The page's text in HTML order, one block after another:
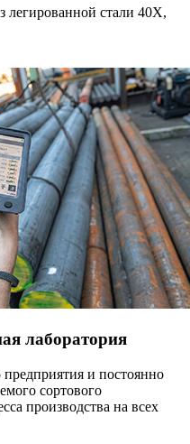
легированной стали 40Х,
лаборатория
и постоянно
сортового
производства на всех